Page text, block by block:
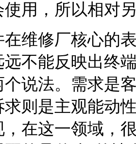
使用，所以相对
维修厂核心的
不能反映出终
说法。需求是
求则是主观能动
在这一领域，